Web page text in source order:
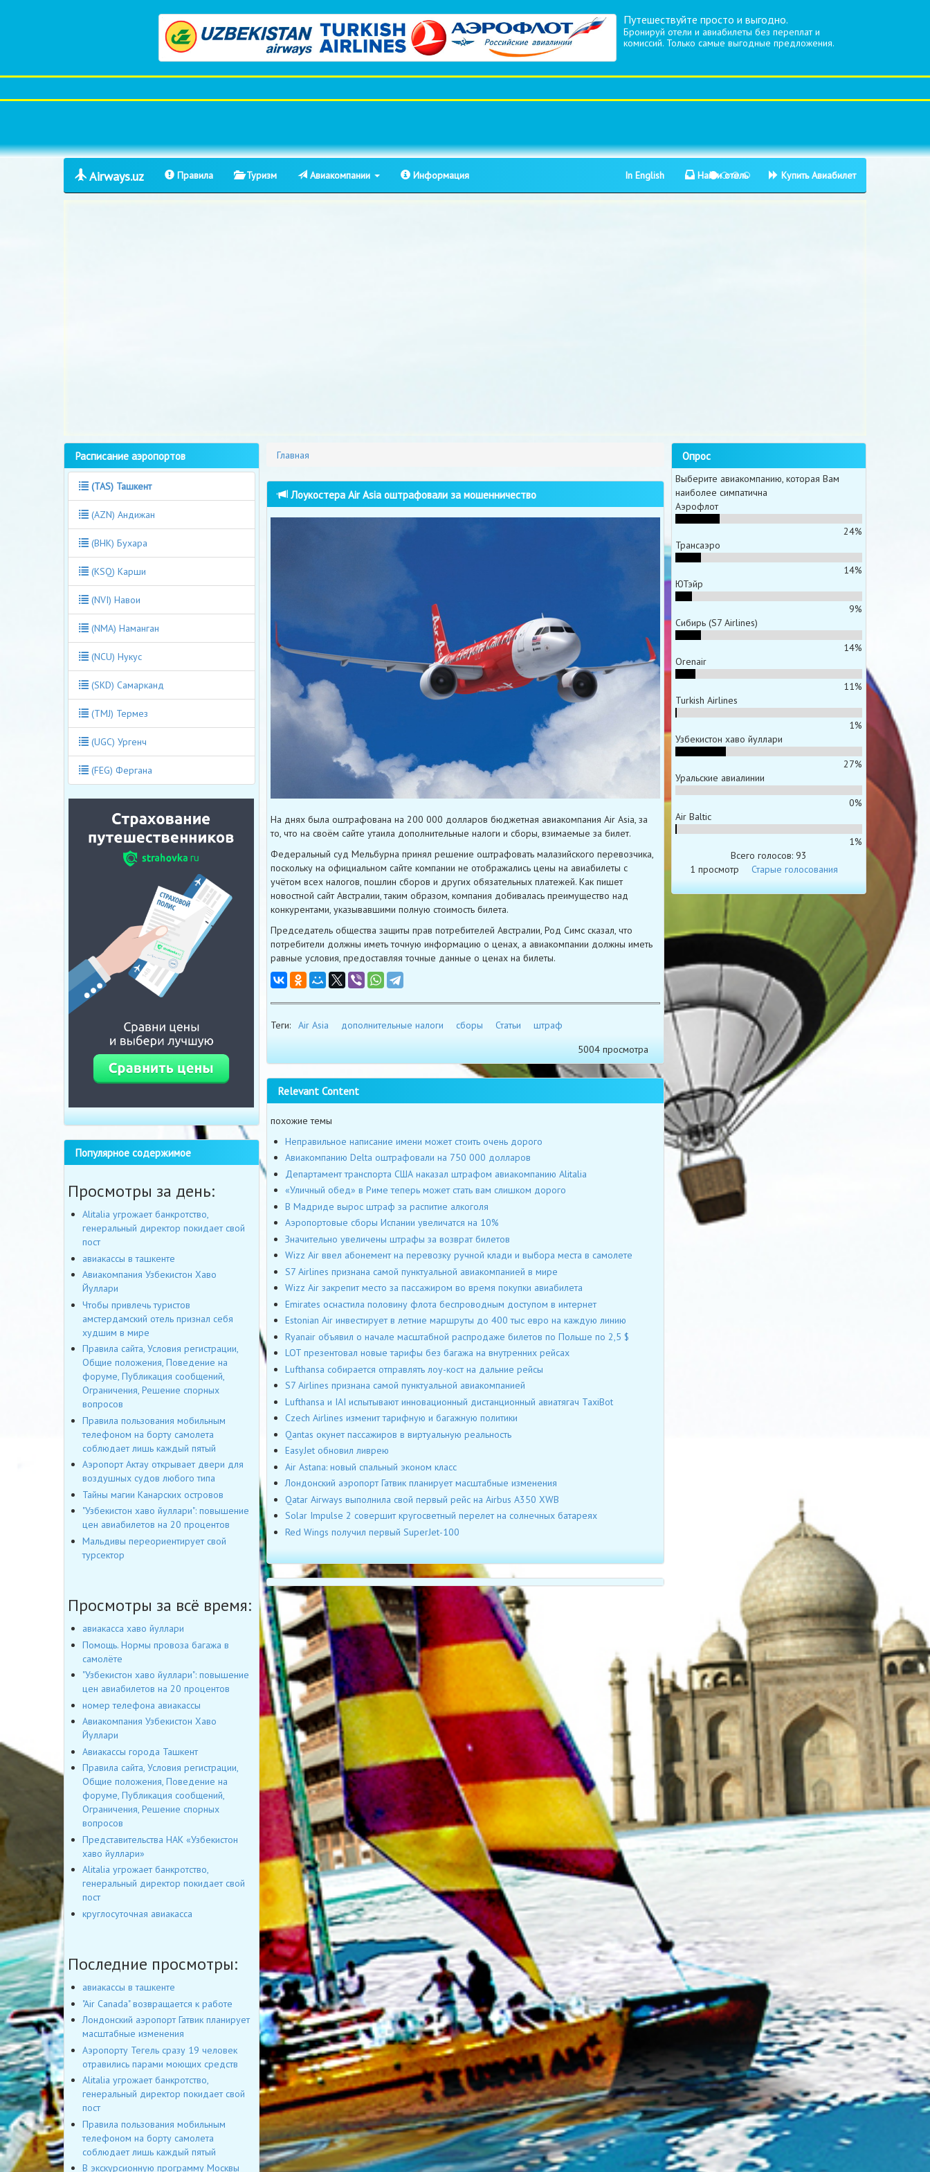
Путешествуйте просто и выгодно.
Бронируй отели и авиабилеты без переплат и
комиссий. Только самые выгодные предложения.
Airways.uz Правила Туризм Авиакомпании Информация In English Найти отель Купить Авиабилет
Главная
Лоукостера Air Asia оштрафовали за мошенничество
На днях была оштрафована на 200 000 долларов бюджетная авиакомпания Air Asia, за
то, что на своём сайте утаила дополнительные налоги и сборы, взимаемые за билет.
Федеральный суд Мельбурна принял решение оштрафовать малазийского перевозчика,
поскольку на официальном сайте компании не отображались цены на авиабилеты с
учётом всех налогов, пошлин сборов и других обязательных платежей. Как пишет
новостной сайт Австралии, таким образом, компания добивалась преимущество над
конкурентами, указывавшими полную стоимость билета.
Председатель общества защиты прав потребителей Австралии, Род Симс сказал, что
потребители должны иметь точную информацию о ценах, а авиакомпании должны иметь
равные условия, предоставляя точные данные о ценах на билеты.
Теги: Air Asia дополнительные налоги сборы Статьи
штраф
5004 просмотра
Relevant Content
похожие темы
Неправильное написание имени может стоить очень дорого
Авиакомпанию Delta оштрафовали на 750 000 долларов
Департамент транспорта США наказал штрафом авиакомпанию Alitalia
«Уличный обед» в Риме теперь может стать вам слишком дорого
В Мадриде вырос штраф за распитие алкоголя
Аэропортовые сборы Испании увеличатся на 10%
Значительно увеличены штрафы за возврат билетов
Wizz Air ввел абонемент на перевозку ручной клади и выбора места в самолете
S7 Airlines признана самой пунктуальной авиакомпанией в мире
Wizz Air закрепит место за пассажиром во время покупки авиабилета
Emirates оснастила половину флота беспроводным доступом в интернет
Estonian Air инвестирует в летние маршруты до 400 тыс евро на каждую линию
Ryanair объявил о начале масштабной распродаже билетов по Польше по 2,5 $
LOT презентовал новые тарифы без багажа на внутренних рейсах
Lufthansa собирается отправлять лоу-кост на дальние рейсы
S7 Airlines признана самой пунктуальной авиакомпанией
Lufthansa и IAI испытывают инновационный дистанционный авиатягач TaxiBot
Czech Airlines изменит тарифную и багажную политики
Qantas окунет пассажиров в виртуальную реальность
EasyJet обновил ливрею
Air Astana: новый спальный эконом класс
Лондонский аэропорт Гатвик планирует масштабные изменения
Qatar Airways выполнила свой первый рейс на Airbus A350 XWB
Solar Impulse 2 совершит кругосветный перелет на солнечных батареях
Red Wings получил первый SuperJet-100
Расписание аэропортов
(TAS) Ташкент
(AZN) Андижан
(BHK) Бухара
(KSQ) Карши
(NVI) Навои
(NMA) Наманган
(NCU) Нукус
(SKD) Самарканд
(TMJ) Термез
(UGC) Ургенч
(FEG) Фергана
Популярное содержимое
Просмотры за день:
Alitalia угрожает банкротство,
генеральный директор покидает свой
пост
авиакассы в ташкенте
Авиакомпания Узбекистон Хаво
Йуллари
Чтобы привлечь туристов
амстердамский отель признал себя
худшим в мире
Правила сайта, Условия регистрации,
Общие положения, Поведение на
форуме, Публикация сообщений,
Ограничения, Решение спорных
вопросов
Правила пользования мобильным
телефоном на борту самолета
соблюдает лишь каждый пятый
Аэропорт Актау открывает двери для
воздушных судов любого типа
Тайны магии Канарских островов
"Узбекистон хаво йуллари": повышение
цен авиабилетов на 20 процентов
Мальдивы переориентирует свой
турсектор
Просмотры за всё время:
авиакасса хаво йуллари
Помощь. Нормы провоза багажа в
самолёте
"Узбекистон хаво йуллари": повышение
цен авиабилетов на 20 процентов
номер телефона авиакассы
Авиакомпания Узбекистон Хаво
Йуллари
Авиакассы города Ташкент
Правила сайта, Условия регистрации,
Общие положения, Поведение на
форуме, Публикация сообщений,
Ограничения, Решение спорных
вопросов
Представительства НАК «Узбекистон
хаво йуллари»
Alitalia угрожает банкротство,
генеральный директор покидает свой
пост
круглосуточная авиакасса
Последние просмотры:
авиакассы в ташкенте
"Air Canada" возвращается к работе
Лондонский аэропорт Гатвик планирует
масштабные изменения
Аэропорту Тегель сразу 19 человек
отравились парами моющих средств
Alitalia угрожает банкротство,
генеральный директор покидает свой
пост
Правила пользования мобильным
телефоном на борту самолета
соблюдает лишь каждый пятый
В экскурсионную программу Москвы
Опрос
Выберите авиакомпанию, которая Вам
наиболее симпатична
Аэрофлот
24%
Трансаэро
14%
ЮТэйр
9%
Сибирь (S7 Airlines)
14%
Orenair
11%
Turkish Airlines
1%
Узбекистон хаво йуллари
27%
Уральские авиалинии
0%
Air Baltic
1%
Всего голосов: 93
1 просмотр
Старые голосования